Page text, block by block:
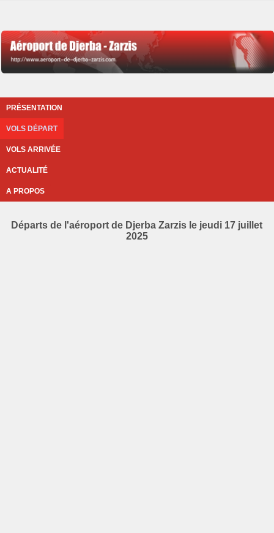
PRÉSENTATION
VOLS DÉPART
VOLS ARRIVÉE
ACTUALITÉ
A PROPOS
Départs de l'aéroport de Djerba Zarzis le jeudi 17 juillet
2025